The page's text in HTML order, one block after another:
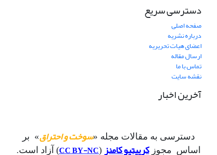
دسترسی سریع
صفحه اصلی
درباره نشریه
اعضای هیات تحریریه
ارسال مقاله
تماس با ما
نقشه سایت
آخرین اخبار
دسترسی به مقالات مجله «سوخت و احتراق» بر
اساس مجوزکرییتیو کامنز (
CC BY-NC) آزاد است.